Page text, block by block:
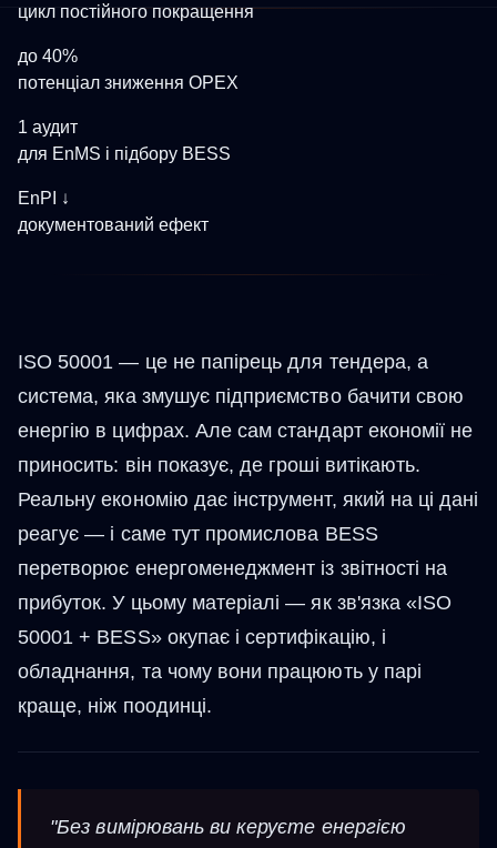
цикл постійного покращення
до 40%
потенціал зниження OPEX
1 аудит
для EnMS і підбору BESS
EnPI ↓
документований ефект
ISO 50001 — це не папірець для тендера, а
система, яка змушує підприємство бачити свою
енергію в цифрах. Але сам стандарт економії не
приносить: він показує, де гроші витікають.
Реальну економію дає інструмент, який на ці дані
реагує — і саме тут промислова BESS
перетворює енергоменеджмент із звітності на
прибуток. У цьому матеріалі — як зв'язка «ISO
50001 + BESS» окупає і сертифікацію, і
обладнання, та чому вони працюють у парі
краще, ніж поодинці.
"Без вимірювань ви керуєте енергією